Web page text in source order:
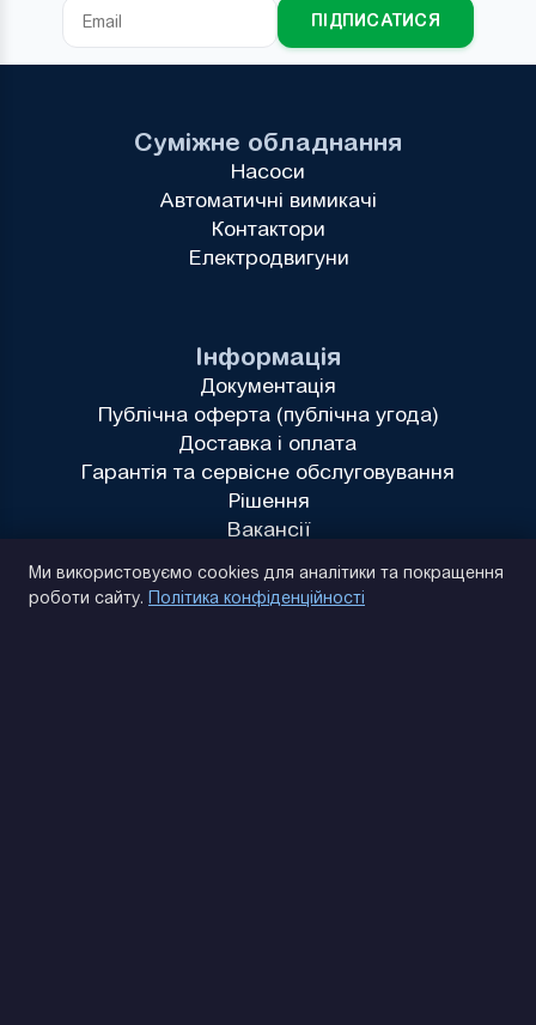
ПІДПИСАТИСЯ
Інформація
Документація
Публічна оферта (публічна угода)
Доставка і оплата
Гарантія та сервісне обслуговування
Рішення
Вакансії
Суміжне обладнання
Насоси
Автоматичні вимикачі
Контактори
Електродвигуни
Ми використовуємо cookies для аналітики та покращення
роботи сайту. Політика конфіденційності